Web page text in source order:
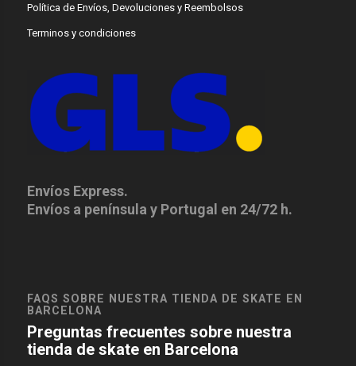
Política de Envíos, Devoluciones y Reembolsos
Terminos y condiciones
Envíos Express.
Envíos a península y Portugal en 24/72 h.
FAQS SOBRE NUESTRA TIENDA DE SKATE EN
BARCELONA
Preguntas frecuentes sobre nuestra
tienda de skate en Barcelona